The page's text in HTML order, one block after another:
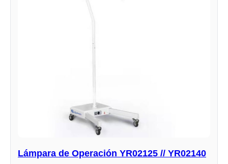
Lámpara de Operación YR02125 // YR02140